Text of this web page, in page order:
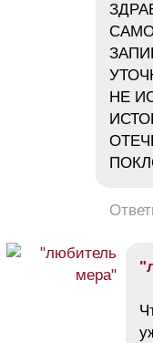
НЕ